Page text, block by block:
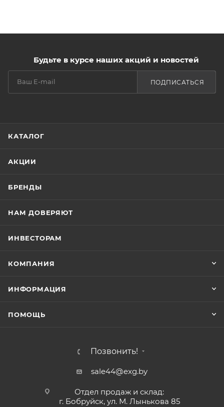
Будьте в курсе наших акций и новостей
ПОДПИСАТЬСЯ
КАТАЛОГ
АКЦИИ
БРЕНДЫ
НАМ ДОВЕРЯЮТ
ИНВЕСТОРАМ
КОМПАНИЯ
ИНФОРМАЦИЯ
ПОМОЩЬ
Позвонить!
sale44@exg.by
Отдел продаж и склад:
г. Бобруйск, ул. М. Лынькова 85